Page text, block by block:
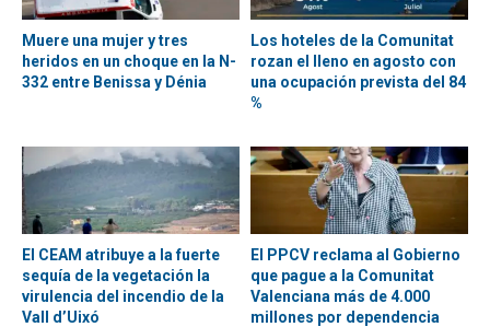
Muere una mujer y tres
heridos en un choque en la N-
332 entre Benissa y Dénia
Los hoteles de la Comunitat
rozan el lleno en agosto con
una ocupación prevista del 84
%
El CEAM atribuye a la fuerte
sequía de la vegetación la
virulencia del incendio de la
Vall d’Uixó
El PPCV reclama al Gobierno
que pague a la Comunitat
Valenciana más de 4.000
millones por dependencia